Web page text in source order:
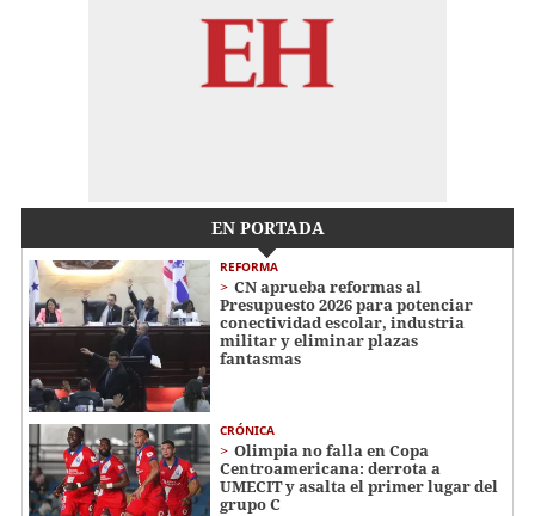
EN PORTADA
REFORMA
CN aprueba reformas al
Presupuesto 2026 para potenciar
conectividad escolar, industria
militar y eliminar plazas
fantasmas
CRÓNICA
Olimpia no falla en Copa
Centroamericana: derrota a
UMECIT y asalta el primer lugar del
grupo C